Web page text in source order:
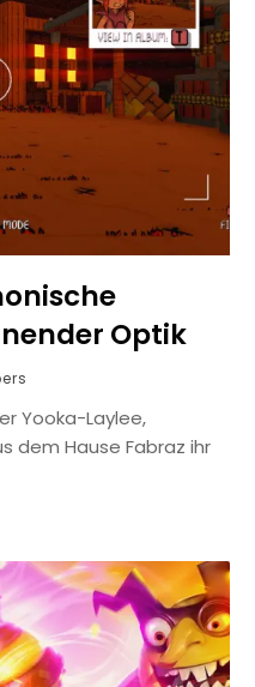
Optik
Yooka-Laylee,
dem Hause Fabraz ihr